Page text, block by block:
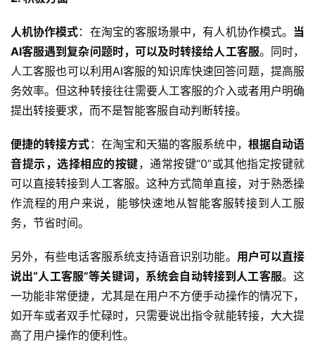
人机协作模式：在淘宝的客服场景中，有人机协作模式。 当
AI客服遇到复杂问题时，可以及时转接给人工客服。同时，
人工客服也可以利用AI客服的知识库快速回答问题，提高服
务效率。但这种转接往往需要人工客服的介入或者用户明确
提出转接要求，而不是智能客服自动判断转接。
便捷的转接方式 ：在淘宝和天猫的客服系统中， 根据自动语
音提示，选择相应的按键，通常按键“0”或其他指定按键就
可以直接转接到人工客服。这种方式简单直接，对于熟悉操
作流程的用户来说，能够快速地从智能客服转接到人工服
务，节省时间。
另外，有些电话客服系统支持语音识别功能。 用户可以直接
说出“人工客服”等关键词，系统会自动转接到人工客服。这
一功能非常便捷，尤其是在用户不方便手动操作的情况下，
如开车或者双手忙碌时，只需要说出指令就能转接，大大提
高了用户操作的便利性。